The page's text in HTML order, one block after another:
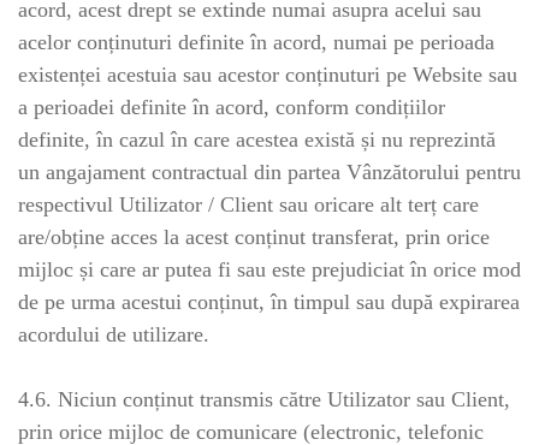
acord, acest drept se extinde numai asupra acelui sau
acelor conținuturi definite în acord, numai pe perioada
existenței acestuia sau acestor conținuturi pe Website sau
a perioadei definite în acord, conform condițiilor
definite, în cazul în care acestea există și nu reprezintă
un angajament contractual din partea Vânzătorului pentru
respectivul Utilizator / Client sau oricare alt terț care
are/obține acces la acest conținut transferat, prin orice
mijloc și care ar putea fi sau este prejudiciat în orice mod
de pe urma acestui conținut, în timpul sau după expirarea
acordului de utilizare.
4.6. Niciun conținut transmis către Utilizator sau Client,
prin orice mijloc de comunicare (electronic, telefonic